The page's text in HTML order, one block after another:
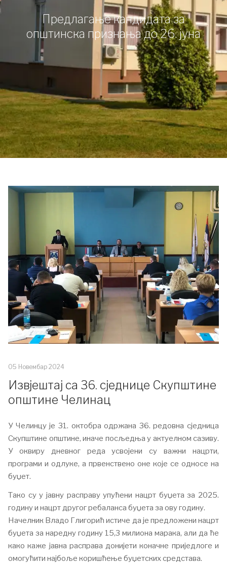
Предлагање кандидата за
општинска признања до 26. јуна
05 Новембар 2024
Извјештај са 36. сједнице Скупштине
општине Челинац
У Челинцу је 31. октобра одржана 36. редовна сједница
Скупштине општине, иначе посљедња у актуелном сазиву.
У оквиру дневног реда усвојени су важни нацрти,
програми и одлуке, а првенствено оне које се односе на
буџет.
Тако су у јавну расправу упућени нацрт буџета за 2025.
годину и нацрт другог ребаланса буџета за ову годину.
Начелник Владо Глигорић истиче да је предложени нацрт
буџета за наредну годину 15,3 милиона марака, али да ће
како каже јавна расправа донијети коначне приједлоге и
омогућити најбоље коришћење буџетских средстава.